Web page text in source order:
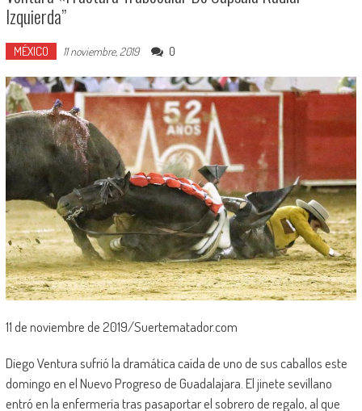
Izquierda”
MÉXICO 11 noviembre, 2019 0
11 de noviembre de 2019/Suertematador.com
Diego Ventura sufrió la dramática caída de uno de sus caballos este
domingo en el Nuevo Progreso de Guadalajara. El jinete sevillano
entró en la enfermería tras pasaportar el sobrero de regalo, al que